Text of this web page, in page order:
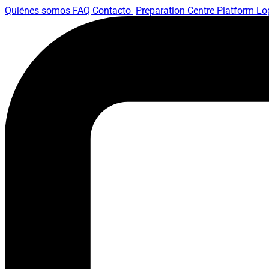
Quiénes somos FAQ Contacto Preparation Centre Platform